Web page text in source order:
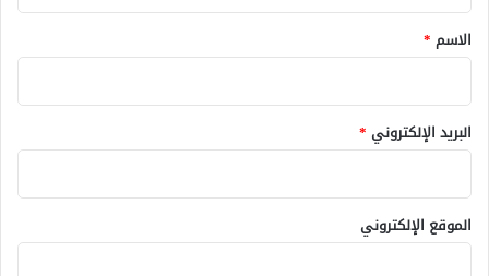
*
الاسم *
البريد الإلكتروني *
الموقع الإلكتروني